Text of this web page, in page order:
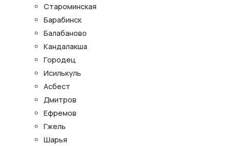
Староминская
Барабинск
Балабаново
Кандалакша
Городец
Исилькуль
Асбест
Дмитров
Ефремов
Гжель
Шарья